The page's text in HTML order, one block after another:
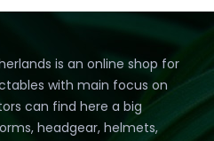
is an online shop for
with main focus on
can find here a big
headgear, helmets,